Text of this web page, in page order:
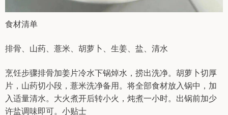
食材清单
排骨、山药、薏米、胡萝卜、生姜、盐、清水
烹饪步骤排骨加姜片冷水下锅焯水，捞出洗净。胡萝卜切厚
片，山药切小段，薏米洗净备用。将全部食材放入锅中，加
入适量清水。大火煮开后转小火，炖煮一小时。出锅前加少
许盐调味即可。小贴士